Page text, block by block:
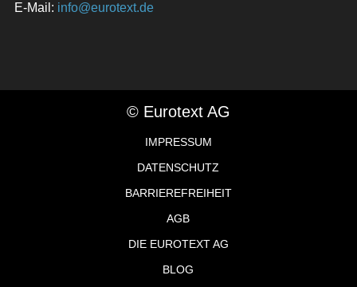
E-Mail: info@eurotext.de
© Eurotext AG
IMPRESSUM
DATENSCHUTZ
BARRIEREFREIHEIT
AGB
DIE EUROTEXT AG
BLOG